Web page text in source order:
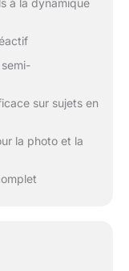
sur sujets en
la photo et la